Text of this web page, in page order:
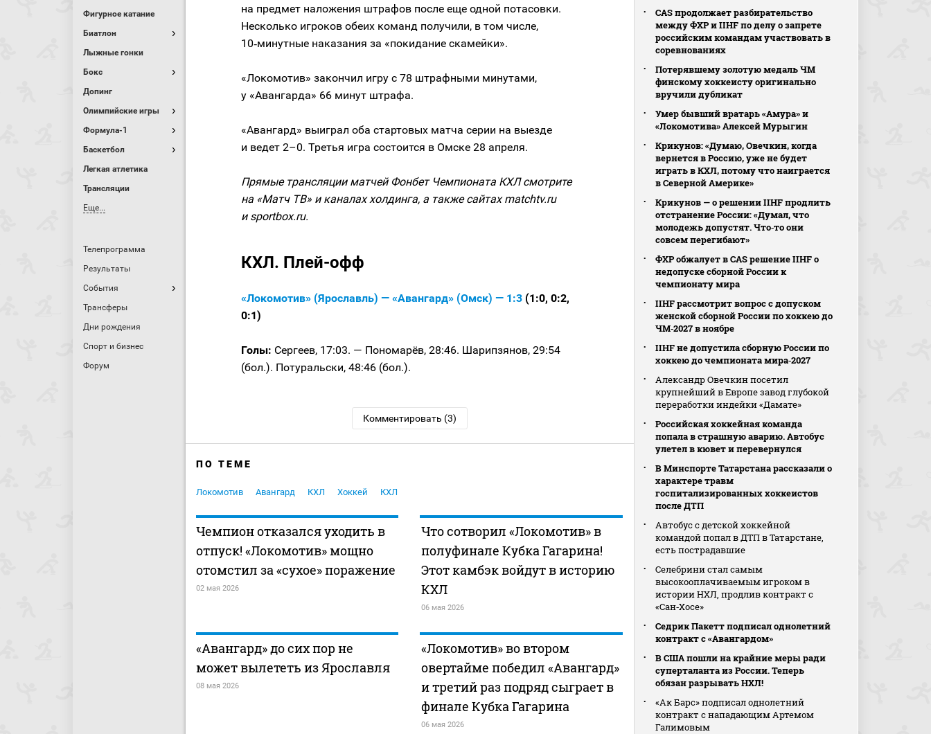
Фигурное катание
Биатлон
Лыжные гонки
Бокс
Допинг
Олимпийские игры
Формула-1
Баскетбол
Легкая атлетика
Трансляции
Еще...
Телепрограмма
Результаты
События
Трансферы
Дни рождения
Спорт и бизнес
Форум
на предмет наложения штрафов после еще одной потасовки.
Несколько игроков обеих команд получили, в том числе,
10‑минутные наказания за «покидание скамейки».
«Локомотив» закончил игру с 78 штрафными минутами,
у «Авангарда» 66 минут штрафа.
«Авангард» выиграл оба стартовых матча серии на выезде
и ведет 2–0. Третья игра состоится в Омске 28 апреля.
Прямые трансляции матчей Фонбет Чемпионата КХЛ смотрите
на «Матч ТВ» и каналах холдинга, а также сайтах matchtv.ru
и sportbox.ru.
КХЛ. Плей-офф
«Локомотив» (Ярославль) — «Авангард» (Омск) — 1:3 (1:0, 0:2,
0:1)
Голы: Сергеев, 17:03. — Пономарёв, 28:46. Шарипзянов, 29:54
(бол.). Потуральски, 48:46 (бол.).
Комментировать (3)
ПО ТЕМЕ
Локомотив Авангард КХЛ Хоккей КХЛ
Чемпион отказался уходить в
отпуск! «Локомотив» мощно
отомстил за «сухое» поражение
02 мая 2026
Что сотворил «Локомотив» в
полуфинале Кубка Гагарина!
Этот камбэк войдут в историю
КХЛ
06 мая 2026
«Авангард» до сих пор не
может вылететь из Ярославля
08 мая 2026
«Локомотив» во втором
овертайме победил «Авангард»
и третий раз подряд сыграет в
финале Кубка Гагарина
06 мая 2026
CAS продолжает разбирательство
между ФХР и IIHF по делу о запрете
российским командам участвовать в
соревнованиях
Потерявшему золотую медаль ЧМ
финскому хоккеисту оригинально
вручили дубликат
Умер бывший вратарь «Амура» и
«Локомотива» Алексей Мурыгин
Крикунов: «Думаю, Овечкин, когда
вернется в Россию, уже не будет
играть в КХЛ, потому что наиграется
в Северной Америке»
Крикунов — о решении IIHF продлить
отстранение России: «Думал, что
молодежь допустят. Что‑то они
совсем перегибают»
ФХР обжалует в CAS решение IIHF о
недопуске сборной России к
чемпионату мира
IIHF рассмотрит вопрос с допуском
женской сборной России по хоккею до
ЧМ‑2027 в ноябре
IIHF не допустила сборную России по
хоккею до чемпионата мира‑2027
Александр Овечкин посетил
крупнейший в Европе завод глубокой
переработки индейки «Дамате»
Российская хоккейная команда
попала в страшную аварию. Автобус
улетел в кювет и перевернулся
В Минспорте Татарстана рассказали о
характере травм
госпитализированных хоккеистов
после ДТП
Автобус с детской хоккейной
командой попал в ДТП в Татарстане,
есть пострадавшие
Селебрини стал самым
высокооплачиваемым игроком в
истории НХЛ, продлив контракт с
«Сан‑Хосе»
Седрик Пакетт подписал однолетний
контракт с «Авангардом»
В США пошли на крайние меры ради
суперталанта из России. Теперь
обязан разрывать НХЛ!
«Ак Барс» подписал однолетний
контракт с нападающим Артемом
Галимовым